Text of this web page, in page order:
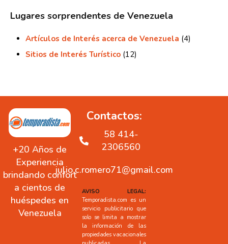
Lugares sorprendentes de Venezuela
Artículos de Interés acerca de Venezuela (4)
Sitios de Interés Turístico (12)
+20 Años de
Experiencia
brindando confort
a cientos de
huéspedes en
Venezuela
Contactos:
58 414-
2306560
julio.c.romero71@gmail.com
AVISO LEGAL:
Temporadista.com es un
servicio publicitario que
solo se limita a mostrar
la información de las
propiedades vacacionales